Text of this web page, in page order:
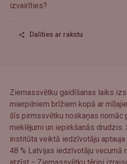
izvairīties?
Dalīties ar rakstu
Ziemassvētku gaidīšanas laiks
mierpilniem brīžiem kopā ar
šīs pirmssvētku noskaņas nomāc
meklējumi un iepirkšanās drudzis.
institūta veiktā iedzīvotāju aptauja
48 % Latvijas iedzīvotāju vecumā